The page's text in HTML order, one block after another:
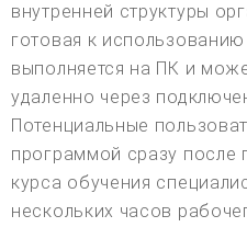
внутренней структуры
готовая к
выполняется на ПК и
удаленно через
Потенциальные
программой сразу после
курса обучения
нескольких часов